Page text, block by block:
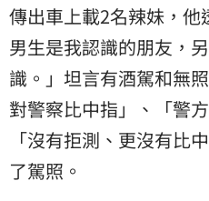
傳出車上載2名辣妹，
男生是我認識的朋友，
識。」坦言有酒駕和無
對警察比中指」、「警
「沒有拒測、更沒有比
了駕照。